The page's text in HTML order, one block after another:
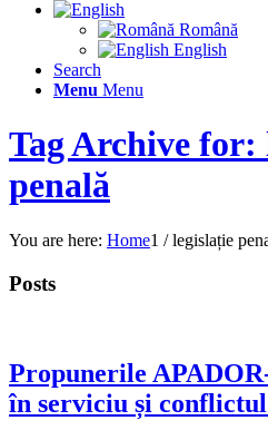
Română
English
Search
Menu Menu
Tag Archive for:
penală
You are here: Home1 / legislație
Posts
Propunerile
în serviciu și conflictul